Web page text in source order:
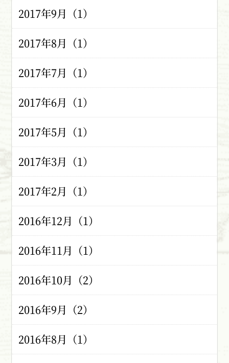
2017年9月（1）
2017年8月（1）
2017年7月（1）
2017年6月（1）
2017年5月（1）
2017年3月（1）
2017年2月（1）
2016年12月（1）
2016年11月（1）
2016年10月（2）
2016年9月（2）
2016年8月（1）